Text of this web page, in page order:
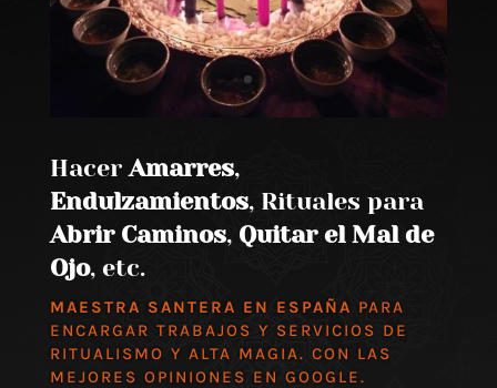
Hacer Amarres,
Endulzamientos, Rituales para
Abrir Caminos, Quitar el Mal de
Ojo, etc.
MAESTRA SANTERA EN ESPAÑA PARA
ENCARGAR TRABAJOS Y SERVICIOS DE
RITUALISMO Y ALTA MAGIA. CON LAS
MEJORES OPINIONES EN GOOGLE.